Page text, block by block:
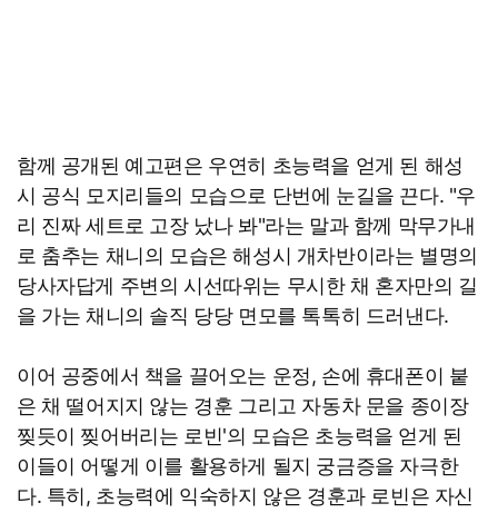
함께 공개된 예고편은 우연히 초능력을 얻게 된 해성
시 공식 모지리들의 모습으로 단번에 눈길을 끈다. "우
리 진짜 세트로 고장 났나 봐"라는 말과 함께 막무가내
로 춤추는 채니의 모습은 해성시 개차반이라는 별명의
당사자답게 주변의 시선따위는 무시한 채 혼자만의 길
을 가는 채니의 솔직 당당 면모를 톡톡히 드러낸다.
이어 공중에서 책을 끌어오는 운정, 손에 휴대폰이 붙
은 채 떨어지지 않는 경훈 그리고 자동차 문을 종이장
찢듯이 찢어버리는 로빈'의 모습은 초능력을 얻게 된
이들이 어떻게 이를 활용하게 될지 궁금증을 자극한
다. 특히, 초능력에 익숙하지 않은 경훈과 로빈은 자신